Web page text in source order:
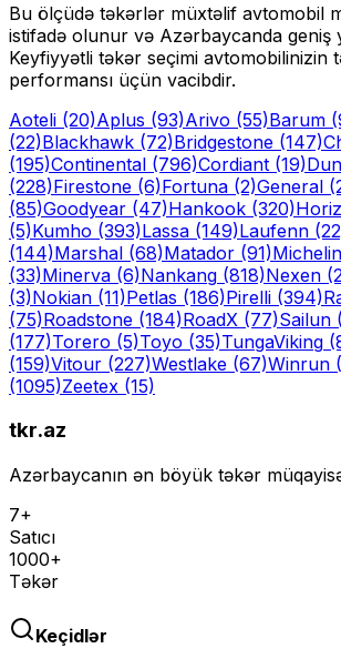
Bu ölçüdə təkərlər müxtəlif avtomobil
istifadə olunur və Azərbaycanda geniş
Keyfiyyətli təkər seçimi avtomobilinizin
performansı üçün vacibdir.
Aoteli (20)Aplus (93)Arivo (55)Barum
(22)Blackhawk (72)Bridgestone (147)
(195)Continental (796)Cordiant (19)
(228)Firestone (6)Fortuna (2)General
(85)Goodyear (47)Hankook (320)
(5)Kumho (393)Lassa (149)Laufenn
(144)Marshal (68)Matador (91)Michelin
(33)Minerva (6)Nankang (818)Nexen
(3)Nokian (11)Petlas (186)Pirelli (394)
(75)Roadstone (184)RoadX (77)Sailun
(177)Torero (5)Toyo (35)TungaViking
(159)Vitour (227)Westlake (67)Winrun
(1095)Zeetex (15)
tkr.az
Azərbaycanın ən böyük təkər
7+
Satıcı
1000+
Təkər
Keçidlər